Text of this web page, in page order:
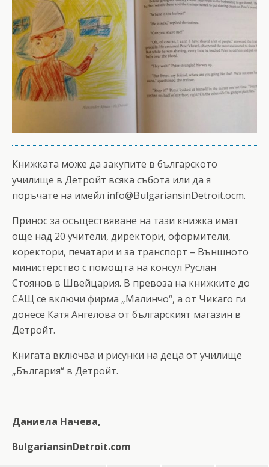
Книжката може да закупите в българското
училище в Детройт всяка събота или да я
поръчате на имейл info@BulgariansinDetroit.ocm.
Принос за осъществяване на тази книжка имат
още над 20 учители, директори, оформители,
коректори, печатари и за транспорт – Външното
министерство с помощта на консул Руслан
Стоянов в Швейцария. В превоза на книжките до
САЩ се включи фирма „Малинчо“, а от Чикаго ги
донесе Катя Ангелова от българският магазин в
Детройт.
Книгата включва и рисунки на деца от училище
„България“ в Детройт.
Даниела Начева,
BulgariansinDetroit.com